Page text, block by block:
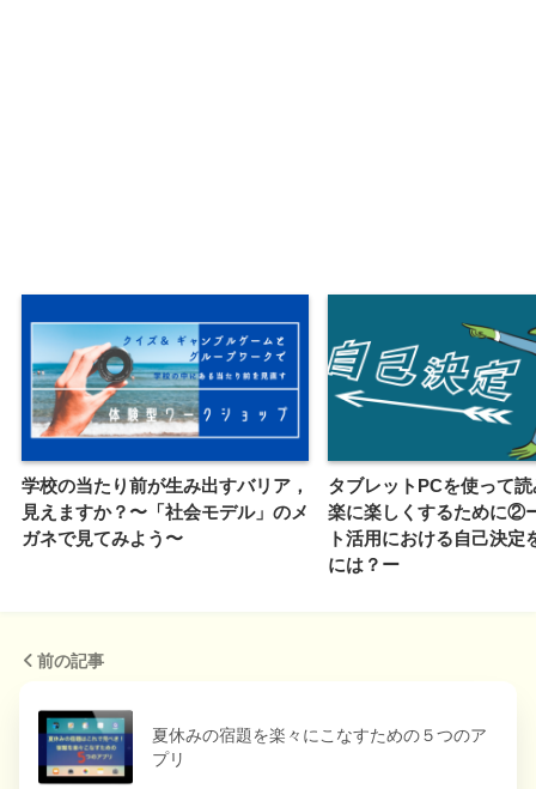
学校の当たり前が生み出すバリア，
見えますか？〜「社会モデル」のメ
ガネで見てみよう〜
タブレットPCを使って
楽に楽しくするために②
ト活用における自己決定
には？ー
前の記事
夏休みの宿題を楽々にこなすための５つのア
プリ